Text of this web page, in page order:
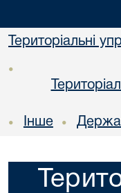
Територіальні
•
• Інше •